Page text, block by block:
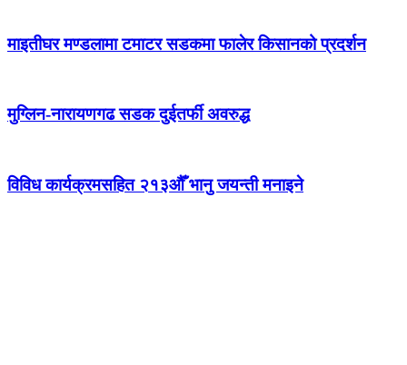
माइतीघर मण्डलामा टमाटर सडकमा फालेर किसानको प्रदर्शन
मुग्लिन-नारायणगढ सडक दुईतर्फी अवरुद्ध
विविध कार्यक्रमसहित २१३औँ भानु जयन्ती मनाइने